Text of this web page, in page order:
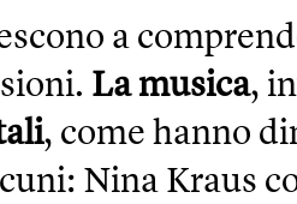
a
La musica,
, come hanno
Nina Kraus